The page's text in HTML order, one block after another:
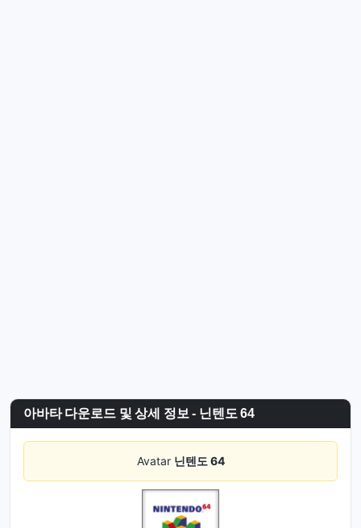
아바타 다운로드 및 상세 정보 - 닌텐도 64
Avatar 닌텐도 64